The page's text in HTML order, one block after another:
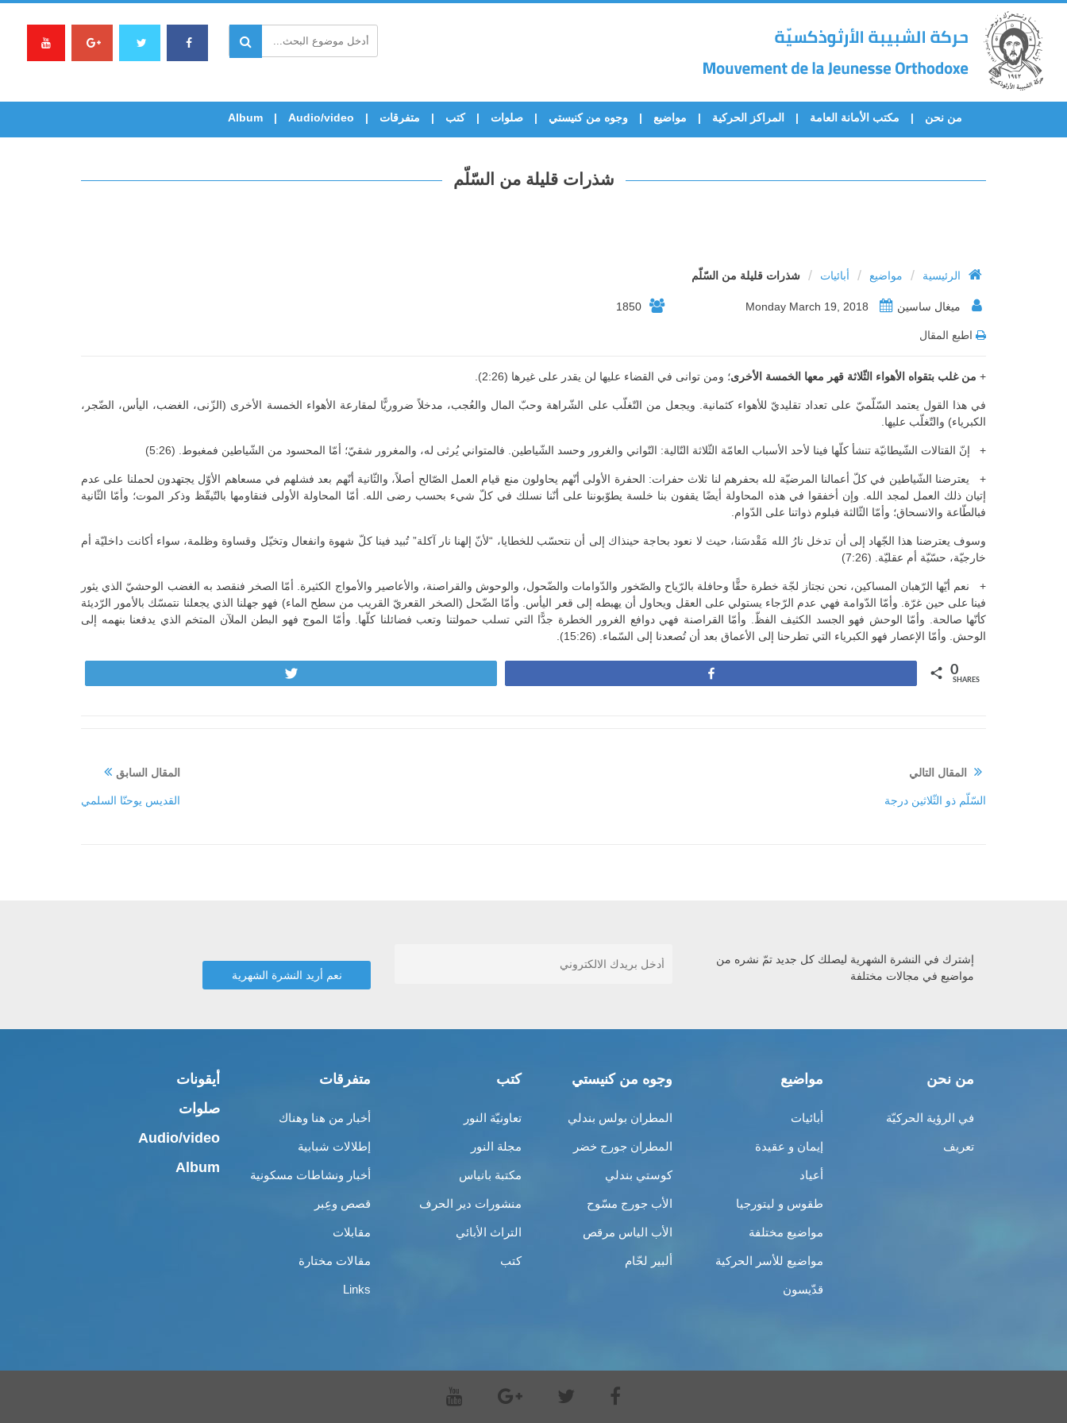
من نحن مكتب الأمانة العامة المراكز الحركية مواضيع وجوه من كنيستي صلوات كتب متفرقات Audio/video
Album
شذرات قليلة من السّلّم
الرئيسية / مواضيع / أبائيات / شذرات قليلة من السّلّم
ميغال ساسين 1850
اطبع المقال
+ من غلب بتقواه الأهواء الثّلاثة قهر معها الخمسة الأخرى؛ ومن توانى في القضاء عليها لن يقدر على غيرها (2:26).
في هذا القول يعتمد السّلّميّ على تعداد تقليديّ للأهواء كثمانية. ويجعل من التّغلّب على الشّراهة وحبّ المال والعُجب، مدخلاً ضروريًّا لمقارعة الأهواء الخمسة الأخرى (الزّنى، الغضب، اليأس، الضّجر،
الكبرياء) والتّغلّب عليها.
+ إنّ القتالات الشّيطانيّة تنشأ كلّها فينا لأحد الأسباب العامّة الثّلاثة التّالية: التّواني والغرور وحسد الشّياطين. فالمتواني يُرثى له، والمغرور شقيّ؛ أمّا المحسود من الشّياطين فمغبوط. (5:26)
+ يعترضنا الشّياطين في كلّ أعمالنا المرضيّة لله بحفرهم لنا ثلاث حفرات: الحفرة الأولى أنّهم يحاولون منع قيام العمل الصّالح أصلاً، والثّانية أنّهم بعد فشلهم في مسعاهم الأوّل يجتهدون لحملنا على عدم
إتيان ذلك العمل لمجد الله. وإن أخفقوا في هذه المحاولة أيضًا يقفون بنا خلسة يطوّبوننا على أنّنا نسلك في كلّ شيء بحسب رضى الله. أمّا المحاولة الأولى فنقاومها بالتّيقّظ وذكر الموت؛ وأمّا الثّانية
فبالطّاعة والانسحاق؛ وأمّا الثّالثة فبلوم ذواتنا على الدّوام.
وسوف يعترضنا هذا الجّهاد إلى أن تدخل نارُ الله مَقْدسَنا، حيث لا نعود بحاجة حينذاك إلى أن نتحسّب للخطايا، “لأنّ إلهنا نار آكلة” تُبيد فينا كلّ شهوة وانفعال وتخيّل وقساوة وظلمة، سواء أكانت داخليّة أم
خارجيّة، حسّيّة أم عقليّة. (7:26)
+ نعم أيّها الرّهبان المساكين، نحن نجتاز لجّة خطرة حقًّا وحافلة بالرّياح والصّخور والدّوامات والضّحول، والوحوش والقراصنة، والأعاصير والأمواج الكثيرة. أمّا الصخر فنقصد به الغضب الوحشيّ الذي يثور
فينا على حين غرّة. وأمّا الدّوامة فهي عدم الرّجاء يستولي على العقل ويحاول أن يهبطه إلى قعر اليأس. وأمّا الضّحل (الصخر القعريّ القريب من سطح الماء) فهو جهلنا الذي يجعلنا نتمسّك بالأمور الرّديئة
كأنّها صالحة. وأمّا الوحش فهو الجسد الكثيف الفظّ. وأمّا القراصنة فهي دوافع الغرور الخطرة جدًّا التي تسلب حمولتنا وتعب فضائلنا كلّها. وأمّا الموج فهو البطن الملآن المتخم الذي يدفعنا بنهمه إلى
الوحش. وأمّا الإعصار فهو الكبرياء التي تطرحنا إلى الأعماق بعد أن تُصعدنا إلى السّماء. (15:26).
0
SHARES
المقال السابق
القديس يوحنّا السلمي
المقال التالي
السّلّم ذو الثّلاثين درجة
إشترك في النشرة الشهرية ليصلك كل جديد تمّ نشره من
مواضيع في مجالات مختلفة
من نحن
في الرؤية الحركيّة
تعريف
مواضيع
أبائيات
إيمان و عقيدة
أعياد
طقوس و ليتورجيا
مواضيع مختلفة
مواضيع للأسر الحركية
قدّيسون
وجوه من كنيستي
المطران بولس بندلي
المطران جورج خضر
كوستي بندلي
الأب جورج مسّوح
الأب الياس مرقص
ألبير لحّام
كتب
تعاونيّة النور
مجلة النور
مكتبة بانياس
منشورات دير الحرف
التراث الأبائي
كتب
متفرقات
أخبار من هنا وهناك
إطلالات شبابية
أخبار ونشاطات مسكونية
قصص وعِبر
مقابلات
مقالات مختارة
Links
أيقونات
صلوات
Audio/video
Album